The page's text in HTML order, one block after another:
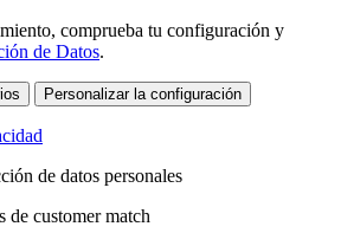
comprueba tu configuración y
de Datos.
Personalizar la configuración
de datos personales
de customer match